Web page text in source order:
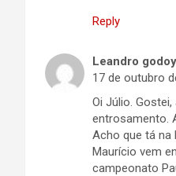
Reply
Leandro godoy
17 de outubro
Oi Júlio.
entrosamento.
Acho que tá na
Maurício vem
campeonato